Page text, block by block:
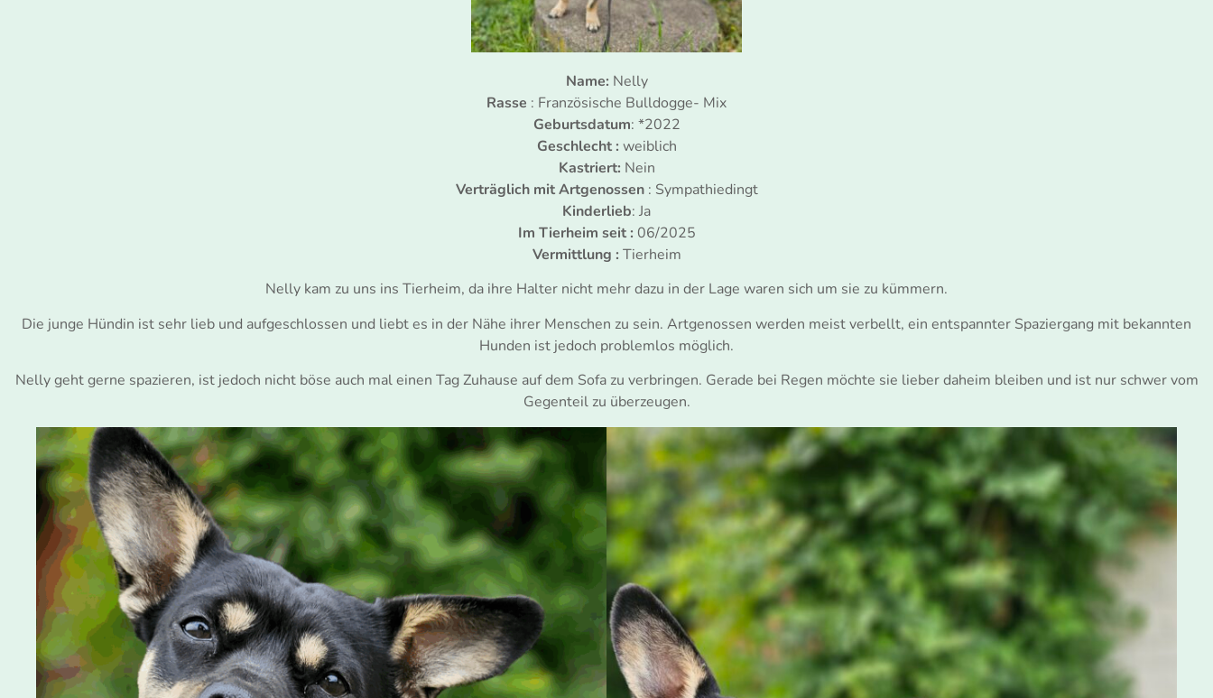
Name: Nelly
Rasse : Französische Bulldogge- Mix
Geburtsdatum: *2022
Geschlecht : weiblich
Kastriert: Nein
Verträglich mit Artgenossen : Sympathiedingt
Kinderlieb: Ja
Im Tierheim seit : 06/2025
Vermittlung : Tierheim
Nelly kam zu uns ins Tierheim, da ihre Halter nicht mehr dazu in der Lage waren sich um sie zu kümmern.
Die junge Hündin ist sehr lieb und aufgeschlossen und liebt es in der Nähe ihrer Menschen zu sein. Artgenossen werden meist verbellt, ein entspannter Spaziergang mit bekannten
Hunden ist jedoch problemlos möglich.
Nelly geht gerne spazieren, ist jedoch nicht böse auch mal einen Tag Zuhause auf dem Sofa zu verbringen. Gerade bei Regen möchte sie lieber daheim bleiben und ist nur schwer vom
Gegenteil zu überzeugen.